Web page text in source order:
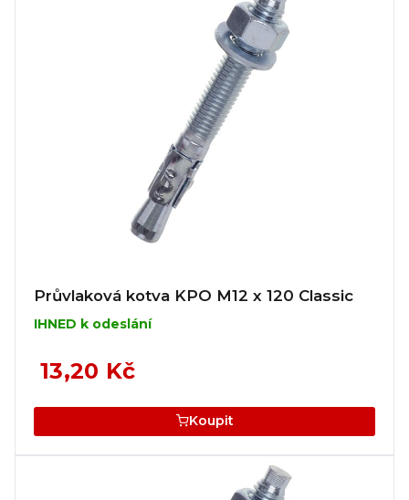
Průvlaková kotva KPO M12 x 120 Classic
IHNED k odeslání
13,20 Kč
Koupit